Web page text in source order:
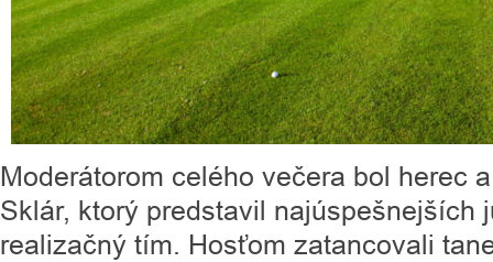
Moderátorom celého večera bol herec
Sklár, ktorý predstavil najúspešnejších
realizačný tím. Hosťom zatancovali